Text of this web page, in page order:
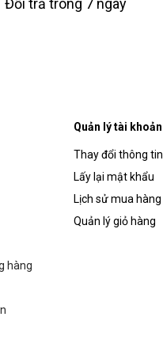
Đổi trả trong 7 ngày
hàng
Quản lý tài khoản
Thay đổi thông tin
Lấy lại mật khẩu
Lịch sử mua hàng
Quản lý giỏ hàng